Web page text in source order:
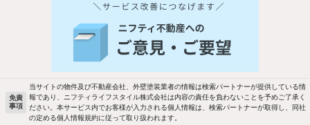
バス・トイレ別 2階以上
駐車場あり ペット相談
洗濯機置場あり 独立洗面台
新着物件メール通知
検索中の条件の新着物件情報をいち早く
新着メール通知を受け取る
免責
事項
当サイトの物件及び不動産会社、外壁塗装業者の情報は検索パートナーが提供している情
報であり、ニフティライフスタイル株式会社は内容の責任を負わないことを予めご了承く
ださい。本サービス内でお客様が入力される個人情報は、検索パートナーが取得し、同社
の定める個人情報規約に従って取り扱われます。